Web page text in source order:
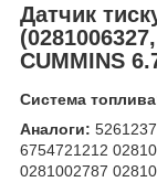
Датчик
CUMMINS
Система
Аналоги:
6754721212
0281002787